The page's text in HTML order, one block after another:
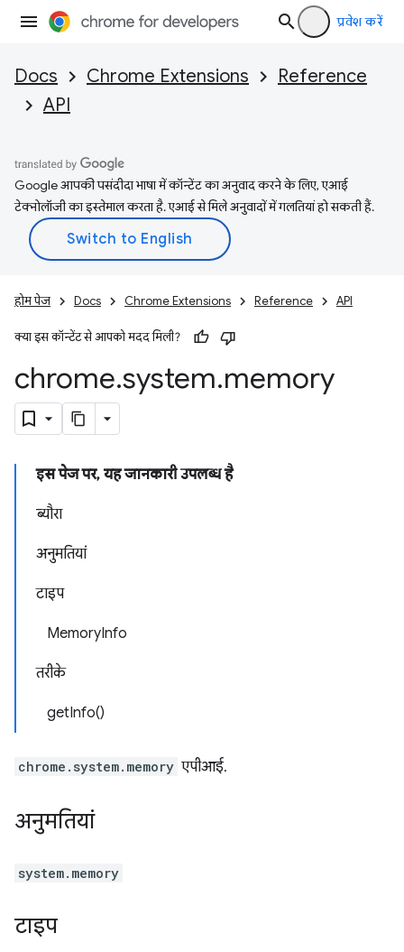
प्रवेश करें
Docs Chrome Extensions
Reference
API
Google आपकी पसंदीदा भाषा में कॉन्टेंट का अनुवाद करने के लिए, एआई
टेक्नोलॉजी का इस्तेमाल करता है. एआई से मिले अनुवादों में गलतियां हो सकती हैं.
होम पेज Docs Chrome Extensions Reference API
क्या इस कॉन्टेंट से आपको मदद मिली?
chrome.system.memory
इस पेज पर, यह जानकारी उपलब्ध है
ब्यौरा
अनुमतियां
टाइप
MemoryInfo
तरीके
getInfo()
chrome.system.memory एपीआई.
अनुमतियां
system.memory
टाइप